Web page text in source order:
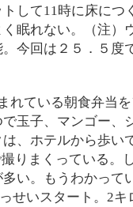
して11時に床につ
眠れない。（注）
今回は２５．５度
れている朝食弁当
玉子、マンゴー、
は、ホテルから歩い
りまくっている。
い。もうわかって
せいスタート。2